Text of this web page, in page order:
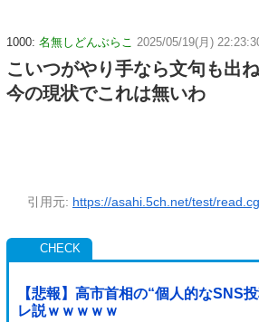
1000: 名無しどんぶらこ 2025/05/19(月)
こいつがやり手なら文句も出
今の現状でこれは無いわ
引用元: https://asahi.5ch.net/test/
【悲報】高市首相の“個人的なSNS
レ説ｗｗｗｗｗ